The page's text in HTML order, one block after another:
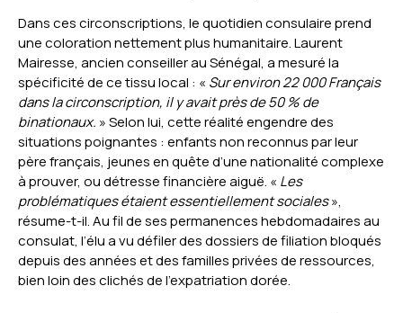
Dans ces circonscriptions, le quotidien consulaire prend
une coloration nettement plus humanitaire. Laurent
Mairesse, ancien conseiller au Sénégal, a mesuré la
spécificité de ce tissu local : « Sur environ 22 000 Français
dans la circonscription, il y avait près de 50 % de
binationaux. » Selon lui, cette réalité engendre des
situations poignantes : enfants non reconnus par leur
père français, jeunes en quête d’une nationalité complexe
à prouver, ou détresse financière aiguë. « Les
problématiques étaient essentiellement sociales»,
résume-t-il. Au fil de ses permanences hebdomadaires au
consulat, l’élu a vu défiler des dossiers de filiation bloqués
depuis des années et des familles privées de ressources,
bien loin des clichés de l’expatriation dorée.